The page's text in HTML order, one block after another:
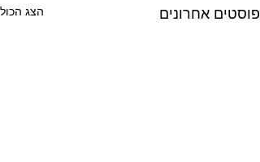
פוסטים אחרונים הצג הכול